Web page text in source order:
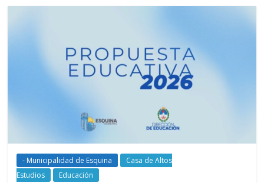
- Municipalidad de Esquina
Casa de Altos
Estudios
Educación